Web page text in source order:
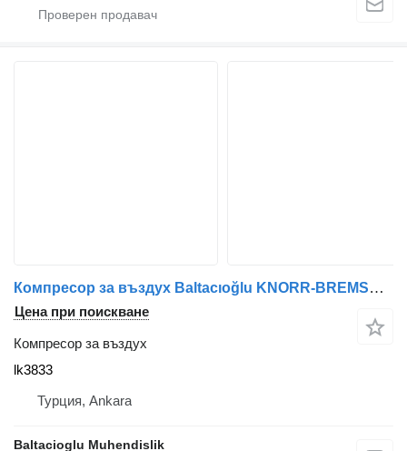
Компресор за въздух Baltacıoğlu KNORR-BREMSE lk3833 за автобус
Цена при поискване
Компресор за въздух
lk3833
Турция, Ankara
Baltacioglu Muhendislik